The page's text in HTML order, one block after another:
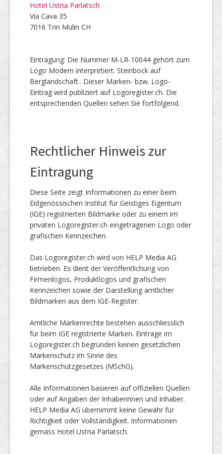
Hotel Ustria Parlatsch
Via Cava 35
7016 Trin Mulin CH
Eintragung: Die Nummer M-LR-10044 gehört zum
Logo Modern interpretiert. Steinbock auf
Berglandschaft.. Dieser Marken- bzw. Logo-
Eintrag wird publiziert auf Logoregister.ch. Die
entsprechenden Quellen sehen Sie fortfolgend.
Rechtlicher Hinweis zur
Eintragung
Diese Seite zeigt Informationen zu einer beim
Eidgenössischen Institut für Geistiges Eigentum
(IGE) registrierten Bildmarke oder zu einem im
privaten Logoregister.ch eingetragenen Logo oder
grafischen Kennzeichen.
Das Logoregister.ch wird von HELP Media AG
betrieben. Es dient der Veröffentlichung von
Firmenlogos, Produktlogos und grafischen
Kennzeichen sowie der Darstellung amtlicher
Bildmarken aus dem IGE-Register.
Amtliche Markenrechte bestehen ausschliesslich
für beim IGE registrierte Marken. Einträge im
Logoregister.ch begründen keinen gesetzlichen
Markenschutz im Sinne des
Markenschutzgesetzes (MSchG).
Alle Informationen basieren auf offiziellen Quellen
oder auf Angaben der Inhaberinnen und Inhaber.
HELP Media AG übernimmt keine Gewähr für
Richtigkeit oder Vollständigkeit. Informationen
gemäss Hotel Ustria Parlatsch.